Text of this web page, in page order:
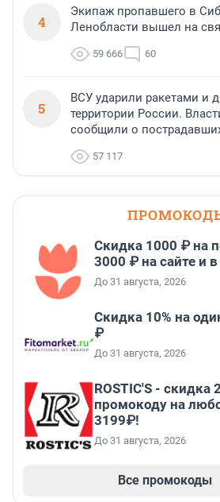
4
Экипаж пропавшего в
Ленобласти вышел на
59 666 60
5
ВСУ ударили ракетами и
территории России.
сообщили о
57 117
Скидка 1000 ₽ на
3000 ₽ на сайте и
До 31 августа, 2026
Скидка 10% на
₽
До 31 августа, 2026
ROSTIC'S - скидка
промокоду на
3199₽!
До 31 августа, 2026
Все промокоды